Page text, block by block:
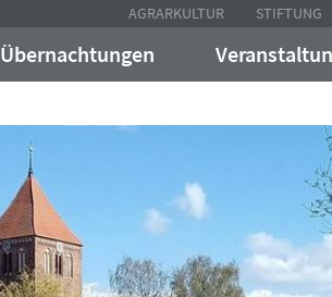
AGRARKULTUR STIFTUNG
Übernachtungen